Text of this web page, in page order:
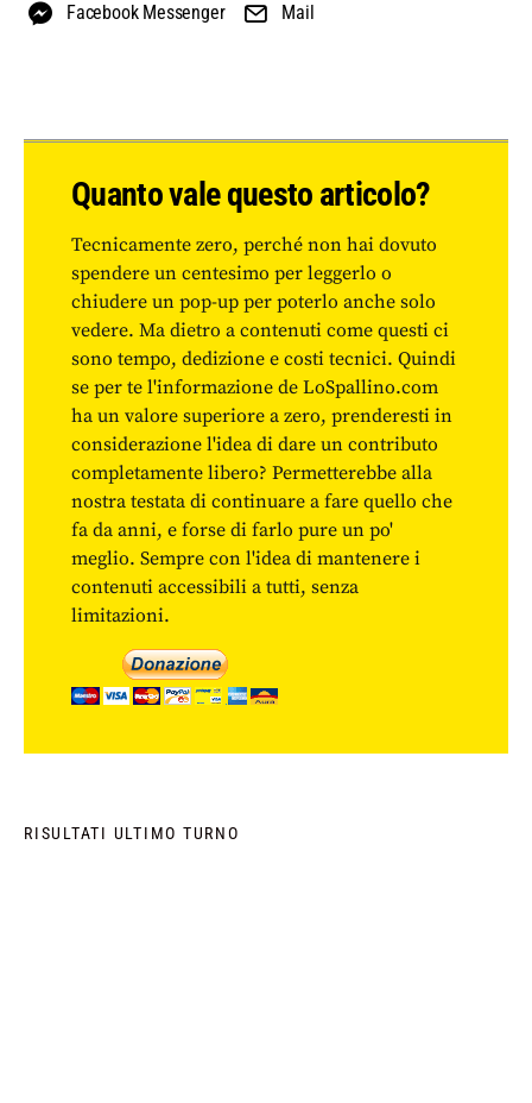
Facebook Messenger
Mail
Quanto vale questo articolo?
Tecnicamente zero, perché non hai dovuto
spendere un centesimo per leggerlo o
chiudere un pop-up per poterlo anche solo
vedere. Ma dietro a contenuti come questi ci
sono tempo, dedizione e costi tecnici. Quindi
se per te l'informazione de LoSpallino.com
ha un valore superiore a zero, prenderesti in
considerazione l'idea di dare un contributo
completamente libero? Permetterebbe alla
nostra testata di continuare a fare quello che
fa da anni, e forse di farlo pure un po'
meglio. Sempre con l'idea di mantenere i
contenuti accessibili a tutti, senza
limitazioni.
RISULTATI ULTIMO TURNO